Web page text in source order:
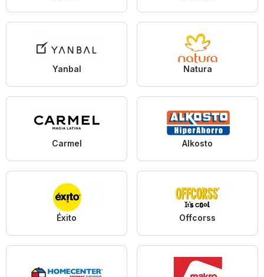
Yanbal Natura
Carmel Alkosto
Éxito Offcorss